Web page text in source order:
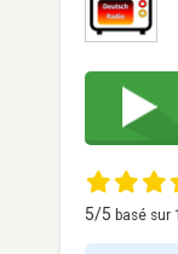
5/5 basé sur 1